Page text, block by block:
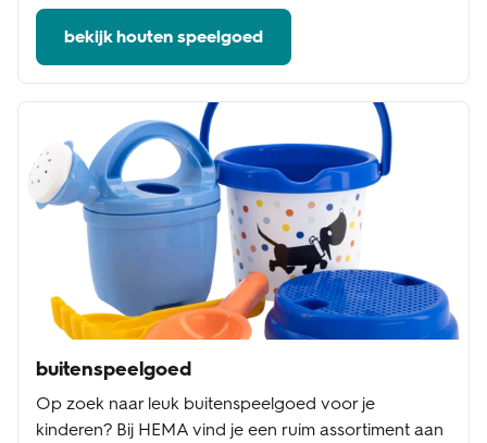
bekijk houten speelgoed
buitenspeelgoed
Op zoek naar leuk buitenspeelgoed voor je
kinderen? Bij HEMA vind je een ruim assortiment aan